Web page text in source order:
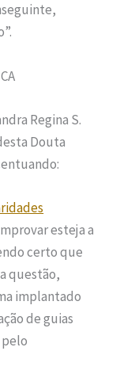
Regina S.
Douta
esteja a
certo que
questão,
implantado
de guias
pelo